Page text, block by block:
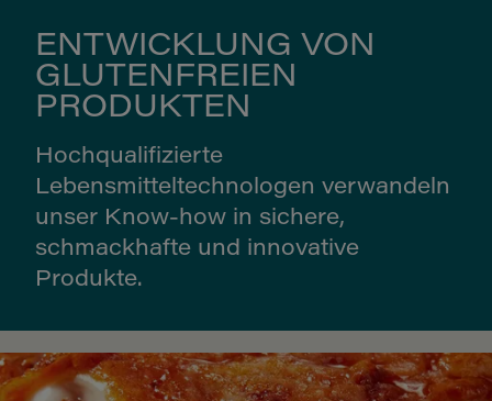
ENTWICKLUNG VON
GLUTENFREIEN
PRODUKTEN
Hochqualifizierte
Lebensmitteltechnologen verwandeln
unser Know-how in sichere,
schmackhafte und innovative
Produkte.